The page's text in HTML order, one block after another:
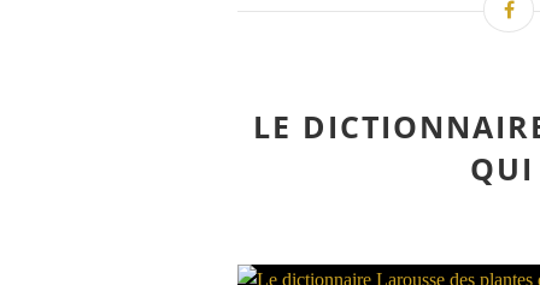
LE
QUI